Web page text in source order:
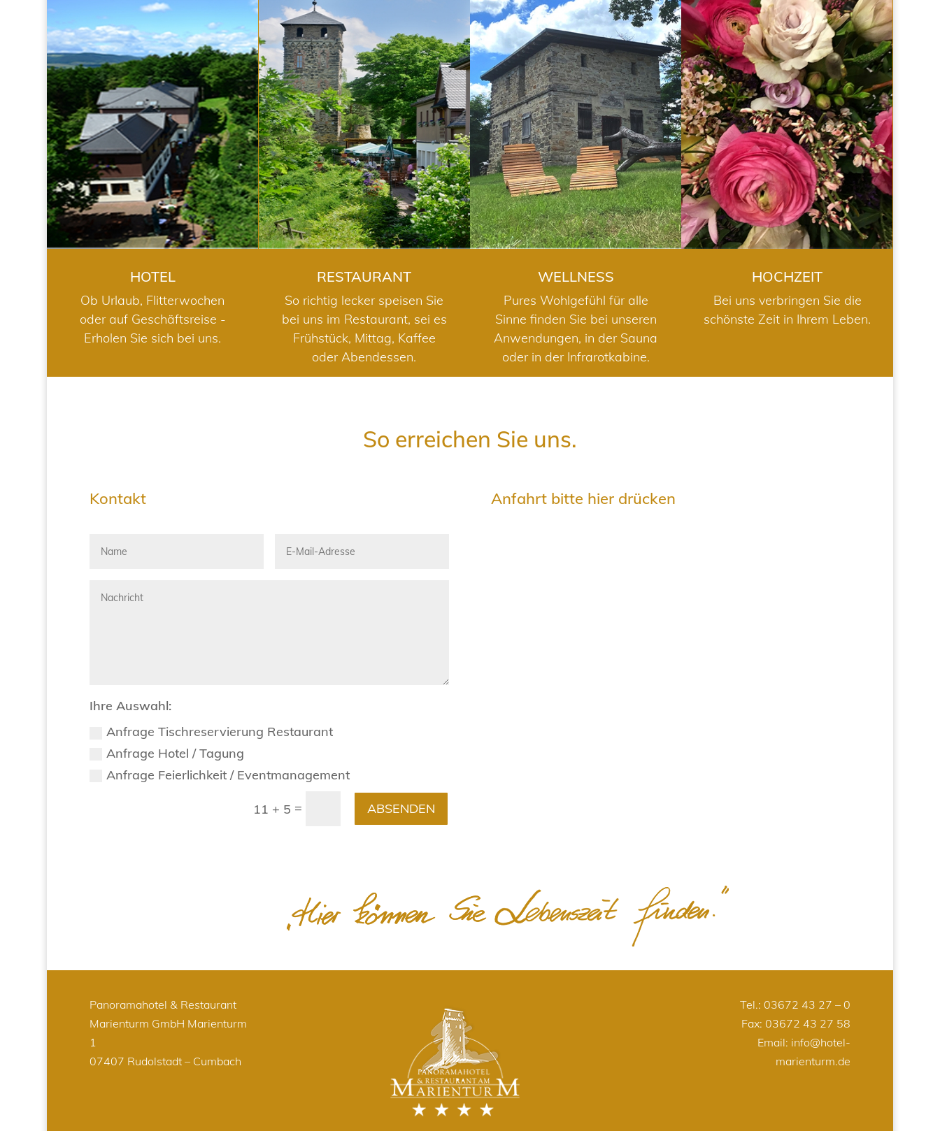
HOTEL
HOTEL
Ob Urlaub, Flitterwochen
oder auf Geschäftsreise -
Erholen Sie sich bei uns.
RESTAURANT
RESTAURANT
So richtig lecker speisen Sie
bei uns im Restaurant, sei es
Frühstück, Mittag, Kaffee
oder Abendessen.
WELLNESS
WELLNESS
Pures Wohlgefühl für alle
Sinne finden Sie bei unseren
Anwendungen, in der Sauna
oder in der Infrarotkabine.
HOCHZEIT
HOCHZEIT
Bei uns verbringen Sie die
schönste Zeit in Ihrem Leben.
So erreichen Sie uns.
Kontakt
Ihre Auswahl:
Anfrage Tischreservierung Restaurant
Anfrage Hotel / Tagung
Anfrage Feierlichkeit / Eventmanagement
11 + 5 = ABSENDEN
Anfahrt bitte hier drücken
Panoramahotel & Restaurant
Marienturm GmbH Marienturm
1
07407 Rudolstadt – Cumbach
Tel.: 03672 43 27 – 0
Fax: 03672 43 27 58
Email: info@hotel-
marienturm.de